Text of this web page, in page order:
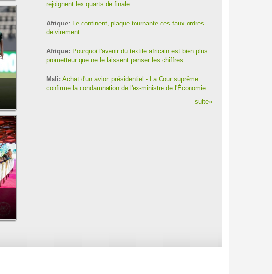
rejoignent les quarts de finale
Afrique: Le continent, plaque tournante des faux ordres
de virement
Afrique: Pourquoi l'avenir du textile africain est bien plus
prometteur que ne le laissent penser les chiffres
Mali: Achat d'un avion présidentiel - La Cour suprême
confirme la condamnation de l'ex-ministre de l'Économie
suite»